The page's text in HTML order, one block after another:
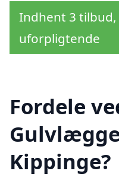
Indhent 3
uforpligtende
Fordele
Kippinge?